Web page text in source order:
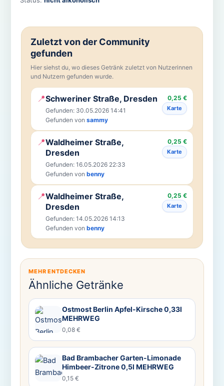
Zuletzt von der Community
gefunden
Hier siehst du, wo dieses Getränk zuletzt von Nutzerinnen
und Nutzern gefunden wurde.
📍Schweriner Straße, Dresden
Gefunden: 30.05.2026 14:41
Gefunden von sammy
0,25 €
Karte
📍Waldheimer Straße,
Dresden
Gefunden: 16.05.2026 22:33
Gefunden von benny
0,25 €
Karte
📍Waldheimer Straße,
Dresden
Gefunden: 14.05.2026 14:13
Gefunden von benny
0,25 €
Karte
MEHR ENTDECKEN
Ähnliche Getränke
Ostmost Berlin Apfel-Kirsche 0,33l
MEHRWEG
0,08 €
Bad Brambacher Garten-Limonade
Himbeer-Zitrone 0,5l MEHRWEG
0,15 €